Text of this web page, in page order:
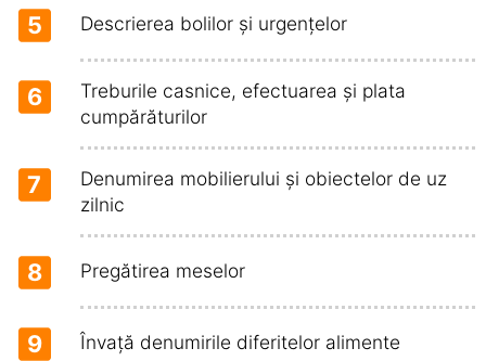
5 Descrierea bolilor și urgențelor
6
Treburile casnice, efectuarea și plata
cumpărăturilor
7
Denumirea mobilierului și obiectelor de uz
zilnic
8 Pregătirea meselor
9 Învață denumirile diferitelor alimente